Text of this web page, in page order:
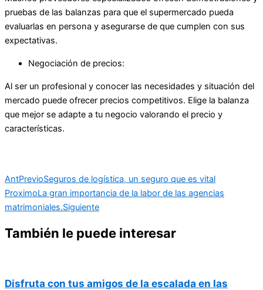
pruebas de las balanzas para que el supermercado pueda
evaluarlas en persona y asegurarse de que cumplen con sus
expectativas.
Negociación de precios:
Al ser un profesional y conocer las necesidades y situación del
mercado puede ofrecer precios competitivos. Elige la balanza
que mejor se adapte a tu negocio valorando el precio y
características.
AntPrevioSeguros de logística, un seguro que es vital
ProximoLa gran importancia de la labor de las agencias
matrimoniales.Siguiente
También le puede interesar
Disfruta con tus amigos de la escalada en las